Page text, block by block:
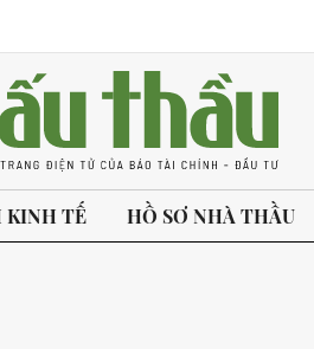
KINH TẾ HỒ SƠ NHÀ THẦU